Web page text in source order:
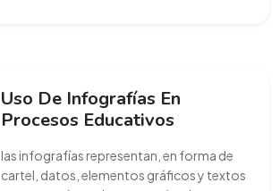
Uso De Infografías En
Procesos Educativos
las infografías representan, en forma de
cartel, datos, elementos gráficos y textos